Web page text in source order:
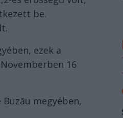
be.
ezek a
16
megyében,